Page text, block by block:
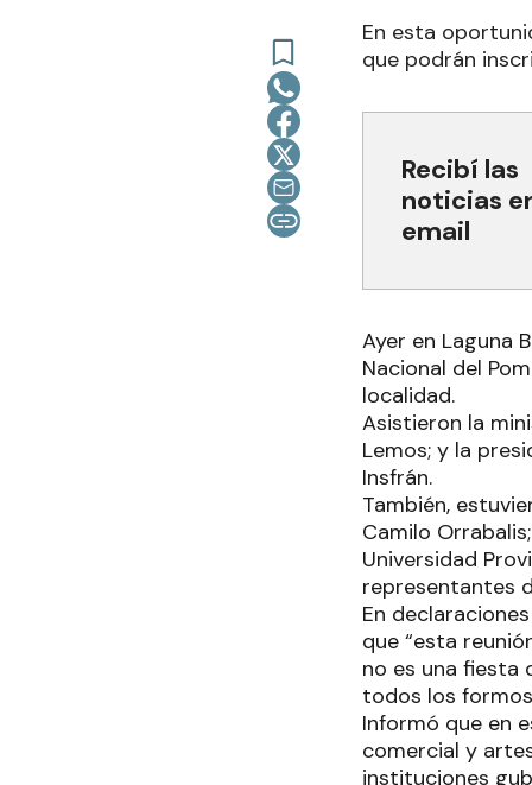
En esta
que podrán
Recibí las
noticias
email
Ayer en Laguna
Nacional del
localidad.
Asistieron la
Lemos; y la
Insfrán.
También,
Camilo
Universidad
representantes
En
que “esta
no es una fiesta
todos los
Informó que en
comercial y
instituciones